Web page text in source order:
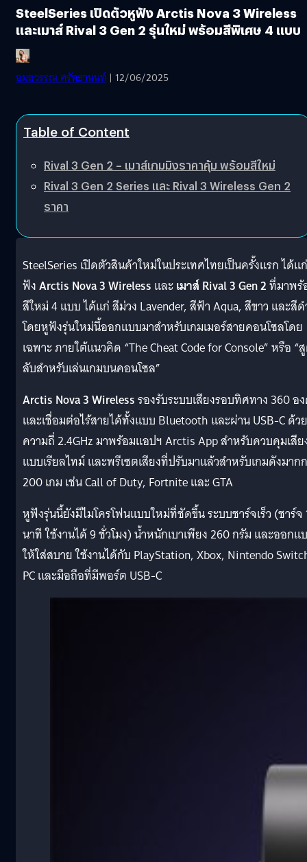
SteelSeries เปิดตัวหูฟัง Arctis Nova 3 Wireless
และเมาส์ Rival 3 Gen 2 รุ่นใหม่ พร้อมสีพิเศษ 4 แบบ
อมลวรรณ ศรัทธานนท์ | 12/06/2025
Table of Content
Rival 3 Gen 2 – เมาส์เกมมิงราคาคุ้ม พร้อมสีใหม่
Rival 3 Gen 2 Series และ Rival 3 Wireless Gen 2
ราคา
SteelSeries เปิดตัวสินค้าใหม่ในประเทศไทยเป็นครั้งแรก ได้แ
ฟังArctis Nova 3 Wireless และเมาส์ Rival 3 Gen 2ที่มาพร้
สีใหม่ 4 แบบ ได้แก่ สีม่วง Lavender, สีฟ้า Aqua, สีขาว และสี
โดยหูฟังรุ่นใหม่นี้ออกแบบมาสำหรับเกมเมอร์สายคอนโซลโดย
เฉพาะ ภายใต้แนวคิด “The Cheat Code for Console” หรือ “
ลับสำหรับเล่นเกมบนคอนโซล”
Arctis Nova 3 Wirelessรองรับระบบเสียงรอบทิศทาง 360 อ
และเชื่อมต่อไร้สายได้ทั้งแบบ Bluetooth และผ่าน USB-C ด้วย
ความถี่ 2.4GHz มาพร้อมแอปฯ Arctis App สำหรับควบคุมเสีย
แบบเรียลไทม์ และพรีเซตเสียงที่ปรับมาแล้วสำหรับเกมดังมาก
200 เกม เช่น Call of Duty, Fortnite และ GTA
หูฟังรุ่นนี้ยังมีไมโครโฟนแบบใหม่ที่ชัดขึ้น ระบบชาร์จเร็ว (ชาร์จ
นาที ใช้งานได้ 9 ชั่วโมง) น้ำหนักเบาเพียง 260 กรัม และออกแ
ให้ใส่สบาย ใช้งานได้กับ PlayStation, Xbox, Nintendo
PC และมือถือที่มีพอร์ต USB-C